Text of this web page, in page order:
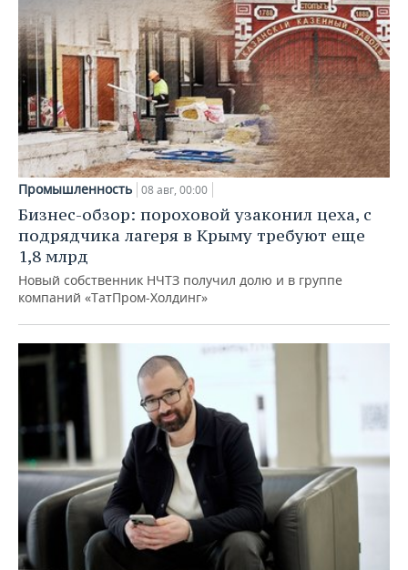
Промышленность 08 авг, 00:00
Бизнес-обзор: пороховой узаконил цеха, с
подрядчика лагеря в Крыму требуют еще
1,8 млрд
Новый собственник НЧТЗ получил долю и в группе
компаний «ТатПром-Холдинг»